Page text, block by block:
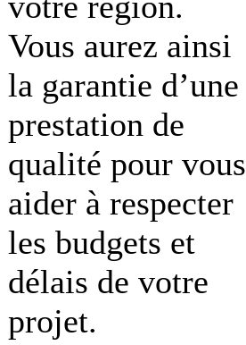
Vous aurez ainsi
la garantie d’une
prestation de
qualité pour vous
aider à respecter
les budgets et
délais de votre
projet.